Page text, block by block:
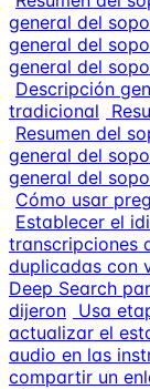
general del
general del
general del
Descripción
tradicional
Resumen del
general del
general del
Cómo usar
Establecer el
transcripciones
duplicadas con
Deep Search
dijeron Usa
actualizar el
audio en las
compartir un